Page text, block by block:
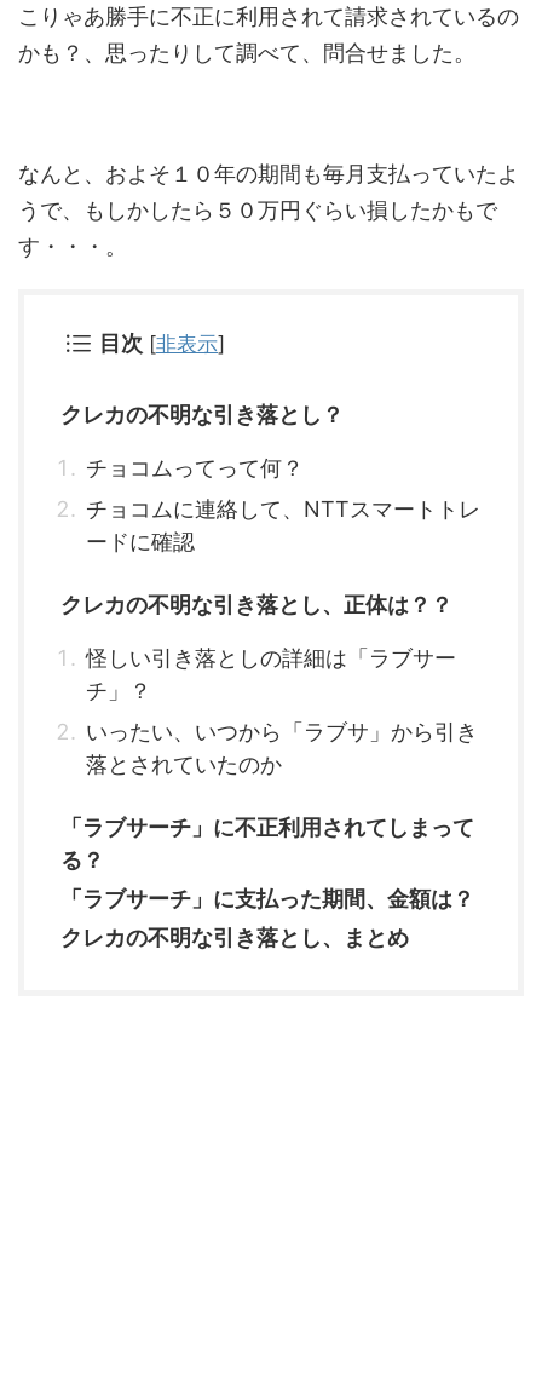
こりゃあ勝手に不正に利用されて請求されているの
かも？、思ったりして調べて、問合せました。
なんと、およそ１０年の期間も毎月支払っていたよ
うで、もしかしたら５０万円ぐらい損したかもで
す・・・。
目次 [非表示]
クレカの不明な引き落とし？
チョコムってって何？
チョコムに連絡して、NTTスマートトレ
ードに確認
クレカの不明な引き落とし、正体は？？
怪しい引き落としの詳細は「ラブサー
チ」？
いったい、いつから「ラブサ」から引き
落とされていたのか
「ラブサーチ」に不正利用されてしまって
る？
「ラブサーチ」に支払った期間、金額は？
クレカの不明な引き落とし、まとめ